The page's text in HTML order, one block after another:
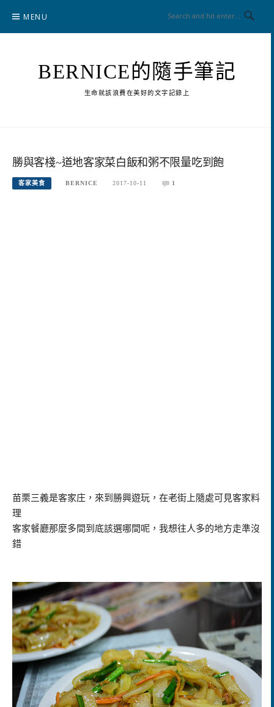
content
MENU
BERNICE的隨手筆記
生命就該浪費在美好的文字記錄上
勝與客棧~道地客家菜白飯和粥不限量吃到飽
客家美食 BERNICE 2017-10-11 1
苗栗三義是客家庄，來到勝興遊玩，在老街上隨處可見客家料
理
客家餐廳那麼多間到底該選哪間呢，我想往人多的地方走準沒
錯